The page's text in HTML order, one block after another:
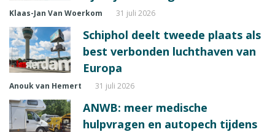
Klaas-Jan Van Woerkom 31 juli 2026
Schiphol deelt tweede plaats als
best verbonden luchthaven van
Europa
Anouk van Hemert 31 juli 2026
ANWB: meer medische
hulpvragen en autopech tijdens